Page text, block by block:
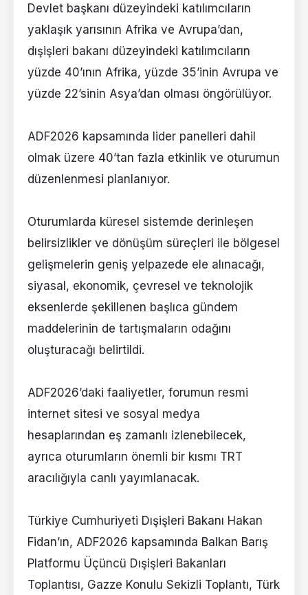
Devlet başkanı düzeyindeki katılımcıların
yaklaşık yarısının Afrika ve Avrupa’dan,
dışişleri bakanı düzeyindeki katılımcıların
yüzde 40’ının Afrika, yüzde 35’inin Avrupa ve
yüzde 22’sinin Asya’dan olması öngörülüyor.
ADF2026 kapsamında lider panelleri dahil
olmak üzere 40’tan fazla etkinlik ve oturumun
düzenlenmesi planlanıyor.
Oturumlarda küresel sistemde derinleşen
belirsizlikler ve dönüşüm süreçleri ile bölgesel
gelişmelerin geniş yelpazede ele alınacağı,
siyasal, ekonomik, çevresel ve teknolojik
eksenlerde şekillenen başlıca gündem
maddelerinin de tartışmaların odağını
oluşturacağı belirtildi.
ADF2026’daki faaliyetler, forumun resmi
internet sitesi ve sosyal medya
hesaplarından eş zamanlı izlenebilecek,
ayrıca oturumların önemli bir kısmı TRT
aracılığıyla canlı yayımlanacak.
Türkiye Cumhuriyeti Dışişleri Bakanı Hakan
Fidan’ın, ADF2026 kapsamında Balkan Barış
Platformu Üçüncü Dışişleri Bakanları
Toplantısı, Gazze Konulu Sekizli Toplantı, Türk